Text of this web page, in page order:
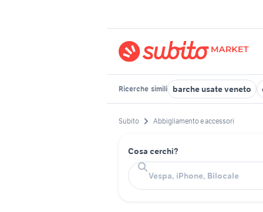
Ricerche simili barche usate veneto
Subito Abbigliamento e accessori
Cosa cerchi?